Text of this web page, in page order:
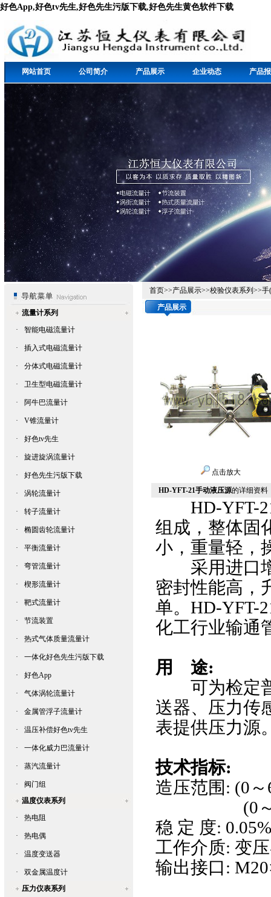
好色App,好色tv先生,好色先生污版下载,好色先生黄色软件下载
网站首页 公司简介 产品展示 企业动态 产品
流量计系列
·
智能电磁流量计
· 插入式电磁流量计
· 分体式电磁流量计
· 卫生型电磁流量计
· 阿牛巴流量计
· V锥流量计
· 好色tv先生
· 旋进旋涡流量计
· 好色先生污版下载
· 涡轮流量计
· 转子流量计
· 椭圆齿轮流量计
· 平衡流量计
· 弯管流量计
· 楔形流量计
· 靶式流量计
· 节流装置
· 热式气体质量流量计
· 一体化好色先生污版下载
· 好色App
· 气体涡轮流量计
· 金属管浮子流量计
· 温压补偿好色tv先生
· 一体化威力巴流量计
· 蒸汽流量计
·
阀门组
温度仪表系列
·
热电阻
· 热电偶
· 温度变送器
·
双金属温度计
压力仪表系列
首页>>产品展示>>校验仪表系列 >>手
产品展示
点击放大
HD-YFT-21手动液压源的详细资料
HD-YFT-
组成，整体固化
小，重量轻，
采用进口增压
密封性能高，
单。HD-
化工行业输通管
用 途:
可为检定
送器、压力
表提供压力源
技术指标:
造压范围: (0
(0～
稳 定 度:
工作介质:
输出接口: